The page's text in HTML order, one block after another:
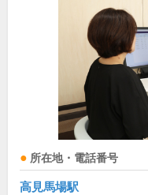
所在地・電話番号
高見馬場駅